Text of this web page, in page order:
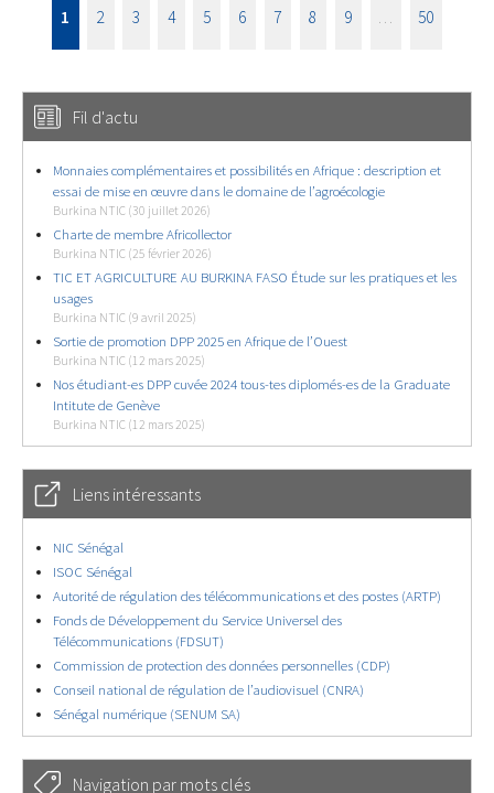
1 2 3 4 5 6 7 8 9 50
Fil d'actu
Monnaies complémentaires et possibilités en Afrique : description et
essai de mise en œuvre dans le domaine de l’agroécologie
Burkina NTIC (30 juillet 2026)
Charte de membre Africollector
Burkina NTIC (25 février 2026)
TIC ET AGRICULTURE AU BURKINA FASO Étude sur les pratiques et les
usages
Burkina NTIC (9 avril 2025)
Sortie de promotion DPP 2025 en Afrique de l’Ouest
Burkina NTIC (12 mars 2025)
Nos étudiant-es DPP cuvée 2024 tous-tes diplomés-es de la Graduate
Intitute de Genève
Burkina NTIC (12 mars 2025)
Liens intéressants
NIC Sénégal
ISOC Sénégal
Autorité de régulation des télécommunications et des postes (ARTP)
Fonds de Développement du Service Universel des
Télécommunications (FDSUT)
Commission de protection des données personnelles (CDP)
Conseil national de régulation de l’audiovisuel (CNRA)
Sénégal numérique (SENUM SA)
Navigation par mots clés